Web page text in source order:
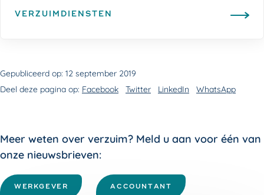
VERZUIMDIENSTEN
Gepubliceerd op: 12 september 2019
Deel deze pagina op: Facebook Twitter LinkedIn WhatsApp
Meer weten over verzuim? Meld u aan voor één van
onze nieuwsbrieven:
WERKGEVER ACCOUNTANT